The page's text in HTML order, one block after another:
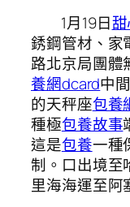
1月19日
銹鋼管材、家
路北京局團體
養網dcard中
的天秤座包養
種極包養故事
這是包養一種
制。口出境至
里海海運至阿